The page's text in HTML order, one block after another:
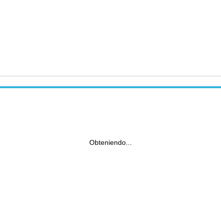
Obteniendo...